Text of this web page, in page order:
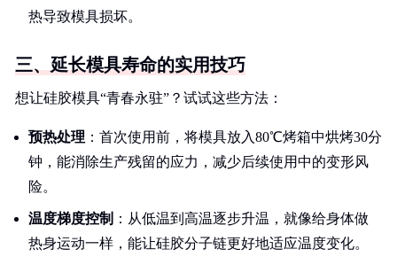
热导致模具损坏。
三、延长模具寿命的实用技巧
想让硅胶模具“青春永驻”？试试这些方法：
预热处理 ：首次使用前，将模具放入80℃烤箱中烘烤30分
钟，能消除生产残留的应力，减少后续使用中的变形风
险。
温度梯度控制 ：从低温到高温逐步升温，就像给身体做
热身运动一样，能让硅胶分子链更好地适应温度变化。